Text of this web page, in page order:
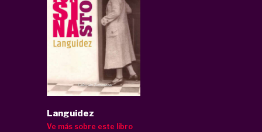
Languidez
Ve más sobre este libro